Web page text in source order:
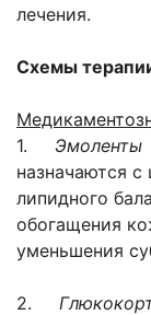
лечения.
Схемы
1. Эмоленты
назначаются
липидного
обогащения
уменьшения
2.